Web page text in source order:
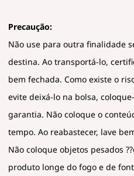
Precaução:
Não use para outra finalidade
destina. Ao transportá-lo,
bem fechada. Como existe o
evite deixá-lo na bolsa,
garantia. Não coloque o
tempo. Ao reabastecer, lave
Não coloque objetos pesados
produto longe do fogo e de